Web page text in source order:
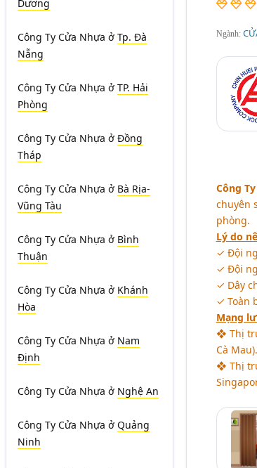
Dương
Công Ty Cửa Nhựa ở Tp. Đà
Nẵng
Công Ty Cửa Nhựa ở TP. Hải
Phòng
Công Ty Cửa Nhựa ở Đồng
Tháp
Công Ty Cửa Nhựa ở Bà Rịa-
Vũng Tàu
Công Ty Cửa Nhựa ở Bình
Thuận
Công Ty Cửa Nhựa ở Khánh
Hòa
Công Ty Cửa Nhựa ở Nam
Định
Công Ty Cửa Nhựa ở Nghệ An
Công Ty Cửa Nhựa ở Quảng
Ninh
Ngành:
Công
chuyên
phòng.
Lý do
✓ Đội
✓ Đội
✓ Dây
✓ Toàn
Mạng
❖ Thị
Cà Mau).
❖ Thị